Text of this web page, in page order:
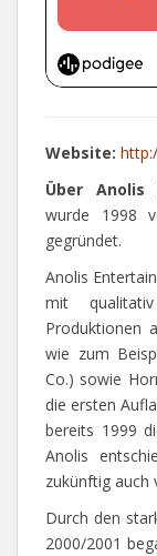
Website:
Über Anolis
wurde 1998
gegründet.
Anolis
mit
Produktionen
wie zum
Co.) sowie
die ersten
bereits 1999
Anolis
zukünftig auch
Durch den
2000/2001